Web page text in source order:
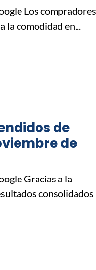
Los compradores
comodidad en...
de
de
Gracias a la
consolidados